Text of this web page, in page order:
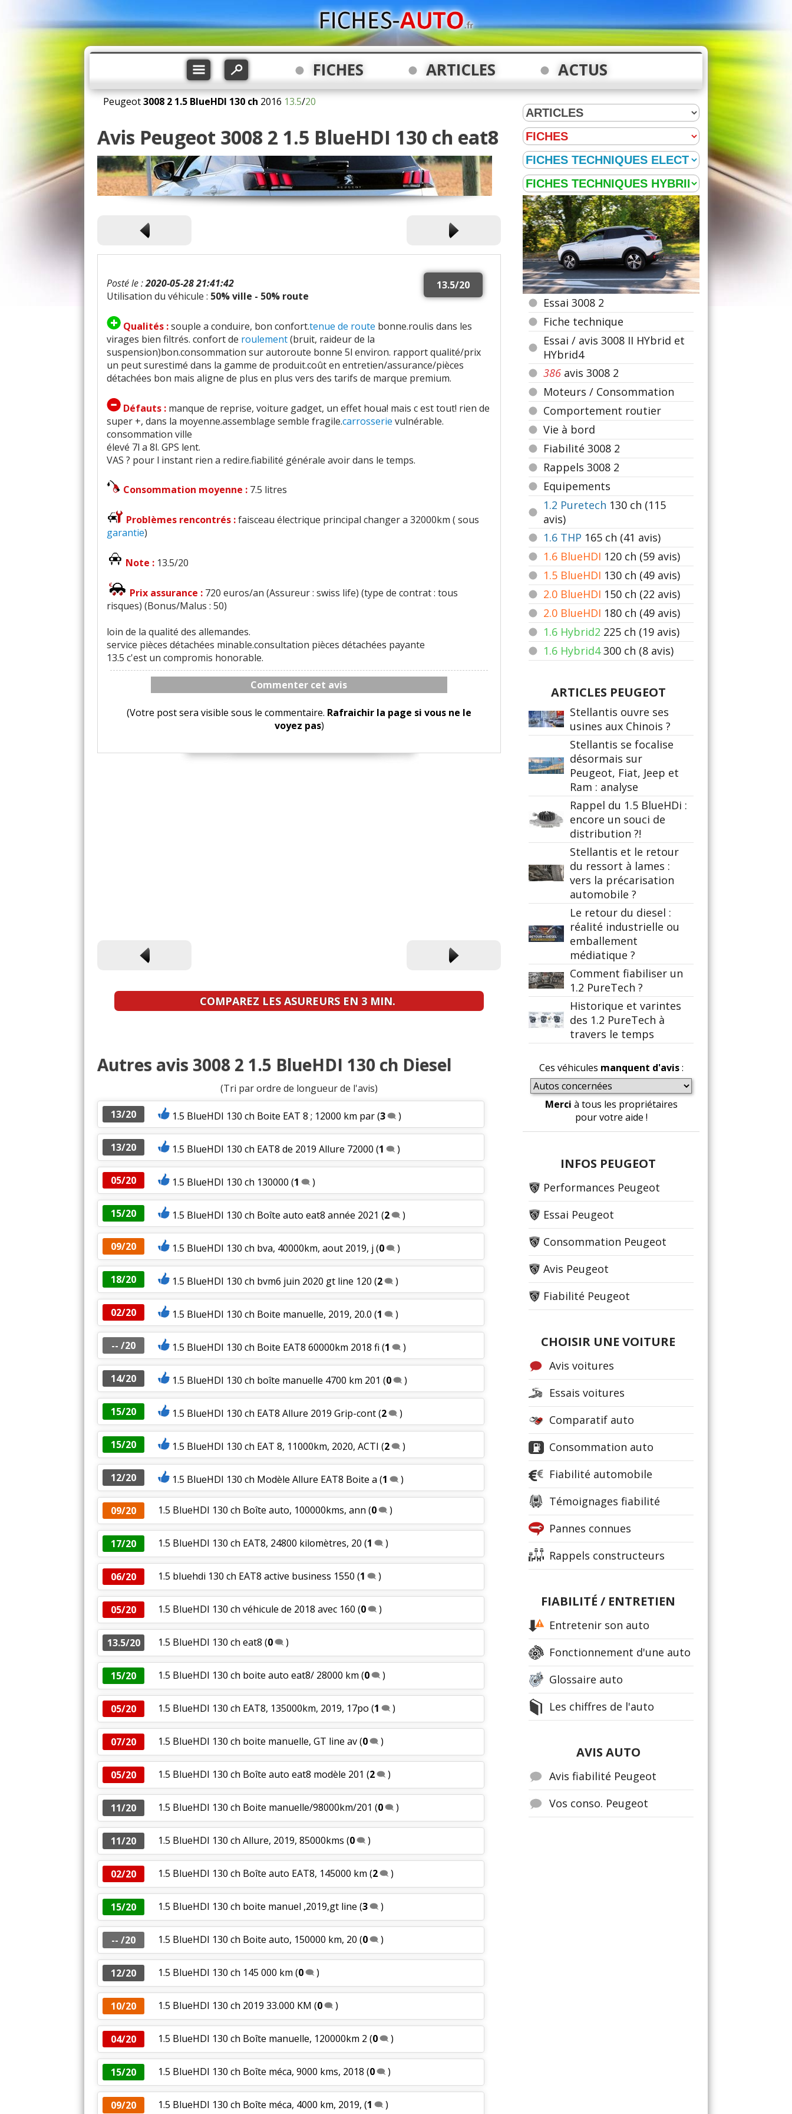
FICHES ARTICLES ACTUS
Peugeot3008 2 1.5 BlueHDI 130 ch 2016 13.5/20
Avis Peugeot 3008 2 1.5 BlueHDI 130 ch eat8
13.5/20
Posté le :2020-05-28 21:41:42
Utilisation du véhicule : 50% ville - 50% route
Qualités :souple a conduire, bon confort.tenue de route bonne.roulis dans les
virages bien filtrés. confort de roulement(bruit, raideur de la
suspension)bon.consommation sur autoroute bonne 5l environ. rapport qualité/prix
un peut surestimé dans la gamme de produit.coût en entretien/assurance/pièces
détachées bon mais aligne de plus en plus vers des tarifs de marque premium.
Défauts : manque de reprise, voiture gadget, un effet houa! mais c est tout! rien de
super +, dans la moyenne.assemblage semble fragile.carrosserie vulnérable.
consommation ville
élevé 7l a 8l. GPS lent.
VAS ? pour l instant rien a redire.fiabilité générale avoir dans le temps.
Consommation moyenne : 7.5 litres
Problèmes rencontrés :faisceau électrique principal changer a 32000km ( sous
garantie)
Note : 13.5/20
Prix assurance : 720 euros/an (Assureur : swiss life) (type de contrat : tous
risques) (Bonus/Malus : 50)
loin de la qualité des allemandes.
service pièces détachées minable.consultation pièces détachées payante
13.5 c'est un compromis honorable.
Commenter cet avis
(Votre post sera visible sous le commentaire. Rafraichir la page si vous ne le
voyez pas)
COMPAREZ LES ASUREURS EN 3 MIN.
Autres avis 3008 2 1.5 BlueHDI 130 ch Diesel
(Tri par ordre de longueur de l'avis)
13/20
1.5 BlueHDI 130 ch Boite EAT 8 ; 12000 km par(3 )
13/20 1.5 BlueHDI 130 ch EAT8 de 2019 Allure 72000 (1 )
05/20 1.5 BlueHDI 130 ch 130000 (1 )
15/20 1.5 BlueHDI 130 ch Boîte auto eat8 année 2021 (2 )
09/20 1.5 BlueHDI 130 ch bva, 40000km, aout 2019, j (0 )
18/20 1.5 BlueHDI 130 ch bvm6 juin 2020 gt line 120 (2 )
02/20 1.5 BlueHDI 130 ch Boite manuelle, 2019, 20.0 (1 )
-- /20 1.5 BlueHDI 130 ch Boite EAT8 60000km 2018 fi (1 )
14/20 1.5 BlueHDI 130 ch boîte manuelle 4700 km 201 (0 )
15/20 1.5 BlueHDI 130 ch EAT8 Allure 2019 Grip-cont(2 )
15/20 1.5 BlueHDI 130 ch EAT 8, 11000km, 2020, ACTI (2 )
12/20 1.5 BlueHDI 130 ch Modèle Allure EAT8 Boite a (1 )
09/20 1.5 BlueHDI 130 ch Boîte auto, 100000kms, ann (0 )
17/20 1.5 BlueHDI 130 ch EAT8, 24800 kilomètres, 20 (1 )
06/20 1.5 bluehdi 130 ch EAT8 active business 1550 (1 )
05/20 1.5 BlueHDI 130 ch véhicule de 2018 avec 160 (0 )
13.5/20 1.5 BlueHDI 130 ch eat8 (0 )
15/20 1.5 BlueHDI 130 ch boite auto eat8/ 28000 km (0 )
05/20 1.5 BlueHDI 130 ch EAT8, 135000km, 2019, 17po (1 )
07/20 1.5 BlueHDI 130 ch boite manuelle, GT line av(0 )
05/20 1.5 BlueHDI 130 ch Boîte auto eat8 modèle 201 (2 )
11/20 1.5 BlueHDI 130 ch Boite manuelle/98000km/201 (0 )
11/20 1.5 BlueHDI 130 ch Allure, 2019, 85000kms (0 )
02/20 1.5 BlueHDI 130 ch Boîte auto EAT8, 145000 km (2 )
15/20 1.5 BlueHDI 130 ch boite manuel ,2019,gt line (3 )
-- /20 1.5 BlueHDI 130 ch Boite auto, 150000 km, 20 (0 )
12/20 1.5 BlueHDI 130 ch 145 000 km (0 )
10/20 1.5 BlueHDI 130 ch 2019 33.000 KM (0 )
04/20 1.5 BlueHDI 130 ch Boîte manuelle, 120000km 2 (0 )
15/20 1.5 BlueHDI 130 ch Boîte méca, 9000 kms, 2018 (0 )
09/20 1.5 BlueHDI 130 ch Boîte méca, 4000 km, 2019, (1 )
Essai 3008 2
Fiche technique
Essai / avis 3008 II HYbrid et
HYbrid4
386 avis 3008 2
Moteurs / Consommation
Comportement routier
Vie à bord
Fiabilité 3008 2
Rappels 3008 2
Equipements
1.2 Puretech 130 ch (115
avis)
1.6 THP 165 ch (41 avis)
1.6 BlueHDI 120 ch (59 avis)
1.5 BlueHDI 130 ch (49 avis)
2.0 BlueHDI 150 ch (22 avis)
2.0 BlueHDI 180 ch (49 avis)
1.6 Hybrid2 225 ch (19 avis)
1.6 Hybrid4300 ch (8 avis)
ARTICLES PEUGEOT
Stellantis ouvre ses
usines aux Chinois ?
Stellantis se focalise
désormais sur
Peugeot, Fiat, Jeep et
Ram : analyse
Rappel du 1.5 BlueHDi :
encore un souci de
distribution ?!
Stellantis et le retour
du ressort à lames :
vers la précarisation
automobile ?
Le retour du diesel :
réalité industrielle ou
emballement
médiatique ?
Comment fiabiliser un
1.2 PureTech ?
Historique et varintes
des 1.2 PureTech à
travers le temps
Ces véhicules manquent d'avis:
Merci à tous les propriétaires
pour votre aide !
INFOS PEUGEOT
Performances Peugeot
Essai Peugeot
Consommation Peugeot
Avis Peugeot
Fiabilité Peugeot
CHOISIR UNE VOITURE
Avis voitures
Essais voitures
Comparatif auto
Consommation auto
Fiabilité automobile
Témoignages fiabilité
Pannes connues
Rappels constructeurs
FIABILITÉ / ENTRETIEN
Entretenir son auto
Fonctionnement d'une auto
Glossaire auto
Les chiffres de l'auto
AVIS AUTO
Avis fiabilité Peugeot
Vos conso. Peugeot